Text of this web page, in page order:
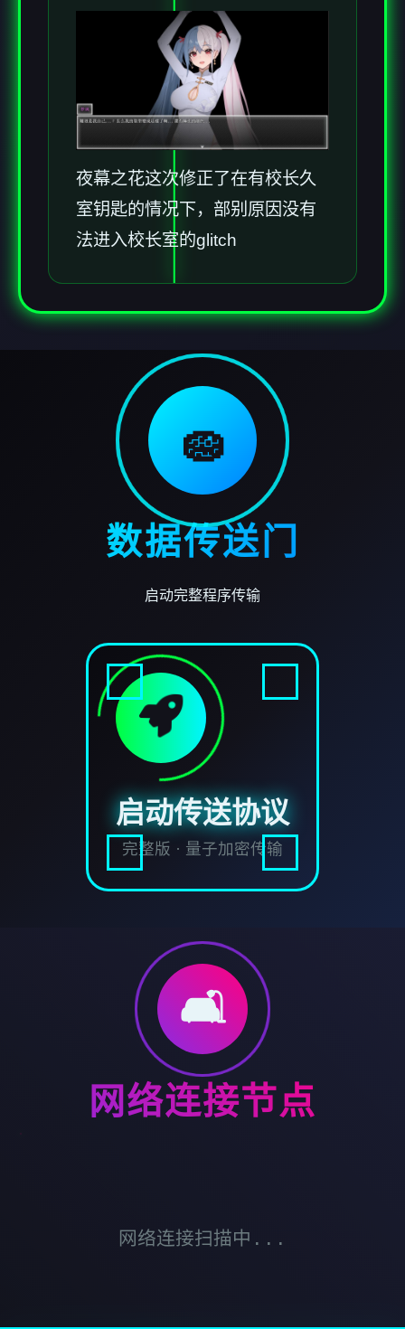
夜幕之花这次修正了在有校长久
室钥匙的情况下，部别原因没有
法进入校长室的glitch
🧽
数据传送门
启动完整程序传输
启动传送协议
完整版 · 量子加密传输
🛋️
网络连接节点
网络连接扫描中...